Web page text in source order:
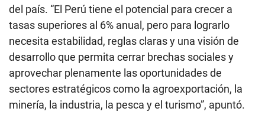
del país. “El Perú tiene el potencial para crecer a
tasas superiores al 6% anual, pero para lograrlo
necesita estabilidad, reglas claras y una visión de
desarrollo que permita cerrar brechas sociales y
aprovechar plenamente las oportunidades de
sectores estratégicos como la agroexportación, la
minería, la industria, la pesca y el turismo”, apuntó.